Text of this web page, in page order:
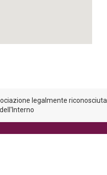
legalmente riconosciuta